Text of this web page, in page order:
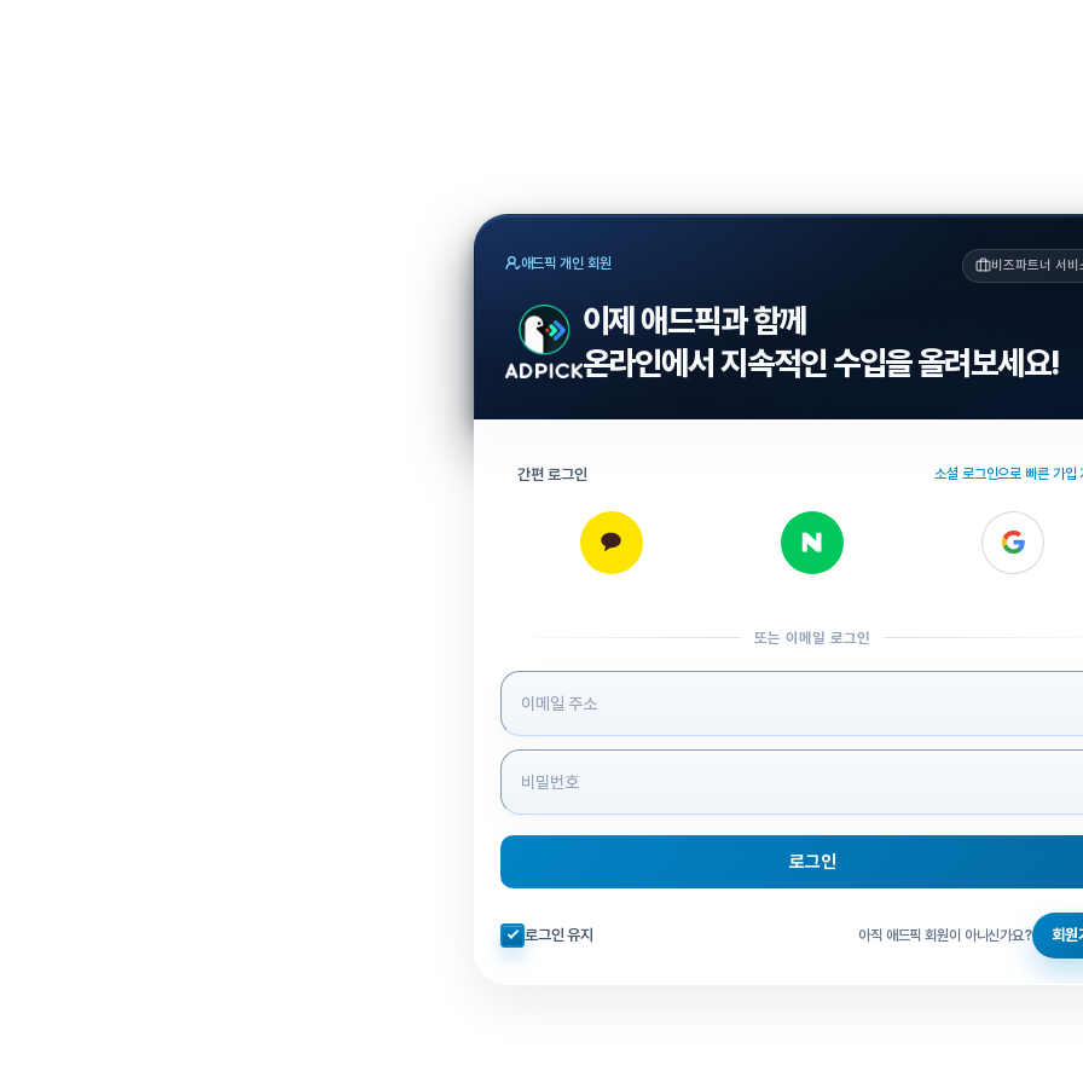
애드픽 개인 회원 비즈파트너 서비
이제 애드픽과 함께
온라인에서 지속적인 수입을 올려보세요!
간편 로그인 소셜 로그인으로 빠른 가입
또는 이메일 로그인
로그인 정보 입력
로그인
자동로그인 체크
로그인 유지 아직 애드픽 회원이 아니신가요? 회원